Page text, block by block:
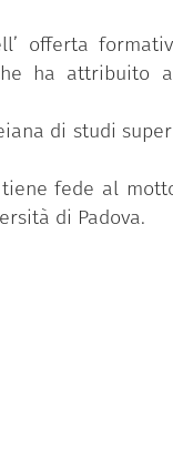
offerta
ha attribuito
di studi
fede al
di Padova.